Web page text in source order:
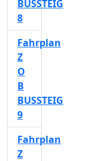
BUSSTEIG
8
Fahrplan
Z
O
B
BUSSTEIG
9
Fahrplan
Z